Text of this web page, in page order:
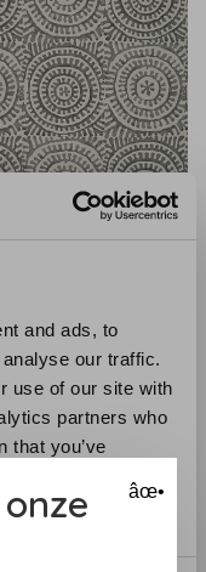
and ads, to
our traffic.
use of our site with
partners who
that you’ve
âœ•